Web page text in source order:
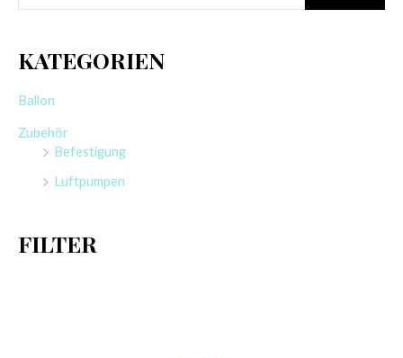
u
h
n
KATEGORIEN
Ballon
Zubehör
Befestigung
Luftpumpen
FILTER